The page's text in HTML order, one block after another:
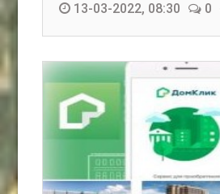
13-03-2022, 08:30 0